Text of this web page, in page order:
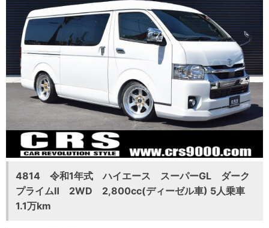
4814 令和1年式 ハイエース スーパーGL ダーク
プライムⅡ 2WD 2,800cc(ディーゼル車) 5人乗車
1.1万km